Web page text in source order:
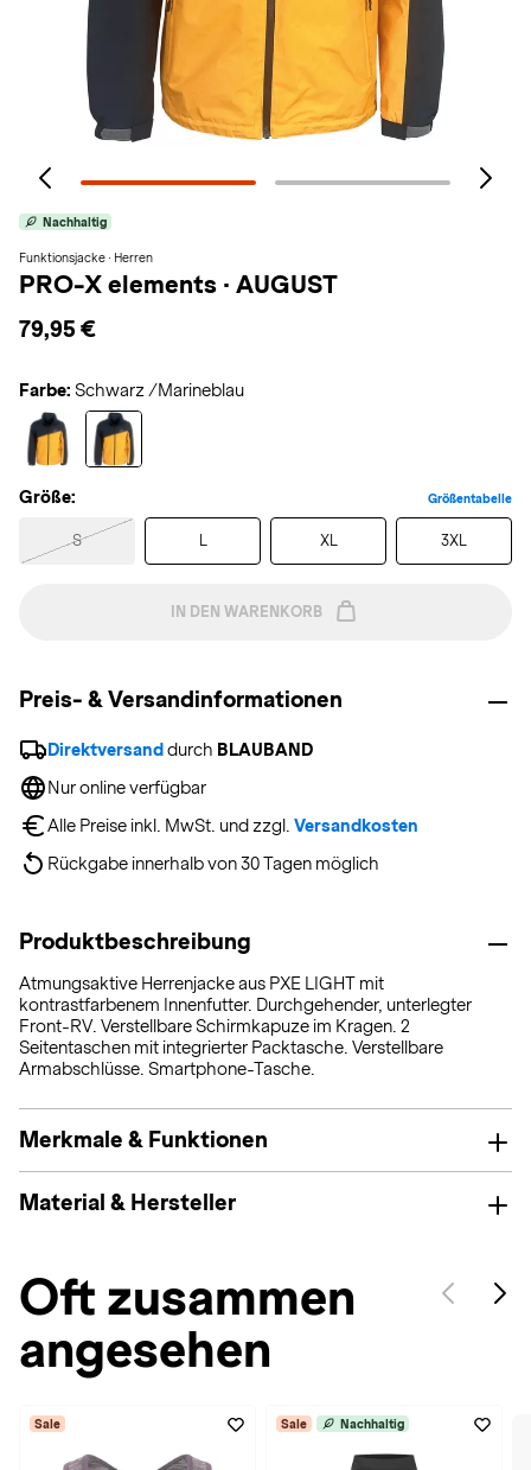
Nachhaltig
Funktionsjacke · Herren
PRO-X elements · AUGUST
79,95 €
Farbe: Schwarz /Marineblau
Größe: Größentabelle
S L XL 3XL
IN DEN WARENKORB
Preis- & Versandinformationen
Direktversand durch BLAUBAND
Nur online verfügbar
Alle Preise inkl. MwSt. und zzgl. Versandkosten
Rückgabe innerhalb von 30 Tagen möglich
Produktbeschreibung
Atmungsaktive Herrenjacke aus PXE LIGHT mit
kontrastfarbenem Innenfutter. Durchgehender, unterlegter
Front-RV. Verstellbare Schirmkapuze im Kragen. 2
Seitentaschen mit integrierter Packtasche. Verstellbare
Armabschlüsse. Smartphone-Tasche.
Merkmale & Funktionen
Material & Hersteller
Oft zusammen
angesehen
Sale Sale Nachhaltig